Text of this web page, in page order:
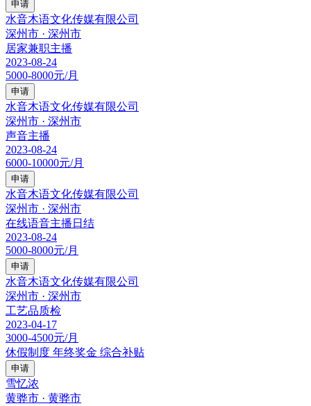
申请
水音木语文化传媒有限公司
深州市 · 深州市
居家兼职主播
2023-08-24
5000-8000元/月
申请
水音木语文化传媒有限公司
深州市 · 深州市
声音主播
2023-08-24
6000-10000元/月
申请
水音木语文化传媒有限公司
深州市 · 深州市
在线语音主播日结
2023-08-24
5000-8000元/月
申请
水音木语文化传媒有限公司
深州市 · 深州市
工艺品质检
2023-04-17
3000-4500元/月
休假制度 年终奖金 综合补贴
申请
雪忆浓
黄骅市 · 黄骅市